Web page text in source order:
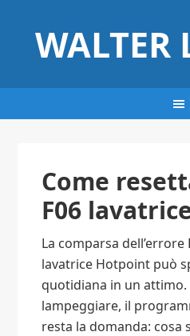
Come
F06
La comparsa dell’errore
lavatrice Hotpoint può
quotidiana in un attimo.
lampeggiare, il
resta la domanda: cosa